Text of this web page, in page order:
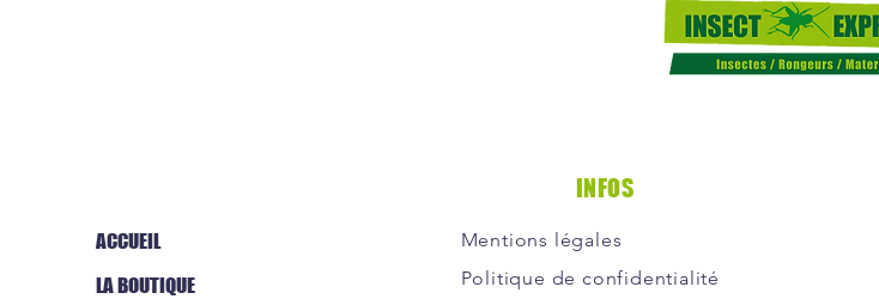
ACCUEIL
LA BOUTIQUE
INFOS
Mentions légales
Politique de confidentialité